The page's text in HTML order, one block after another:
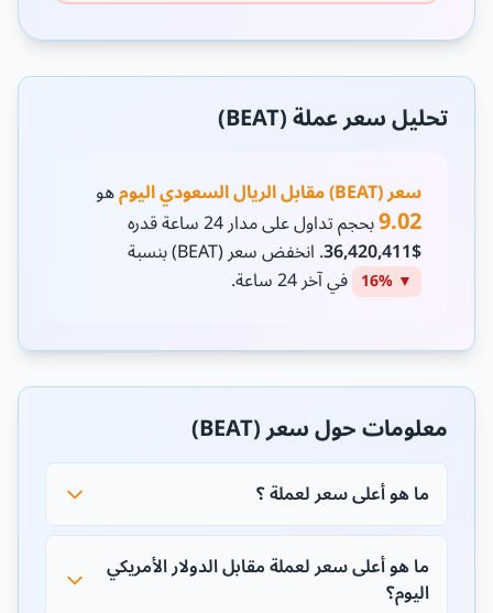
تحليل سعر عملة (BEAT)
سعر (BEAT) مقابل الريال السعودي اليوم هو
9.02بحجم تداول على مدار 24 ساعة قدره
$36,420,411 . انخفض سعر (BEAT) بنسبة
▼ 16% في آخر 24 ساعة.
معلومات حول سعر (BEAT)
ما هو أعلى سعر لعملة ؟
ما هو أعلى سعر لعملة مقابل الدولار الأمريكي
اليوم؟